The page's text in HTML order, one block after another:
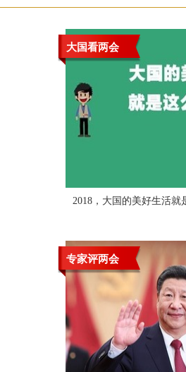
大国看两会
2018，大国的美好生活就
专家评两会